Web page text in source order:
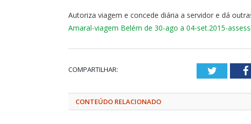
Autoriza viagem e concede diária a servidor e dá
Amaral-viagem Belém de 30-ago a 04-set.2015-
COMPARTILHAR: Twitter
CONTEÚDO RELACIONADO